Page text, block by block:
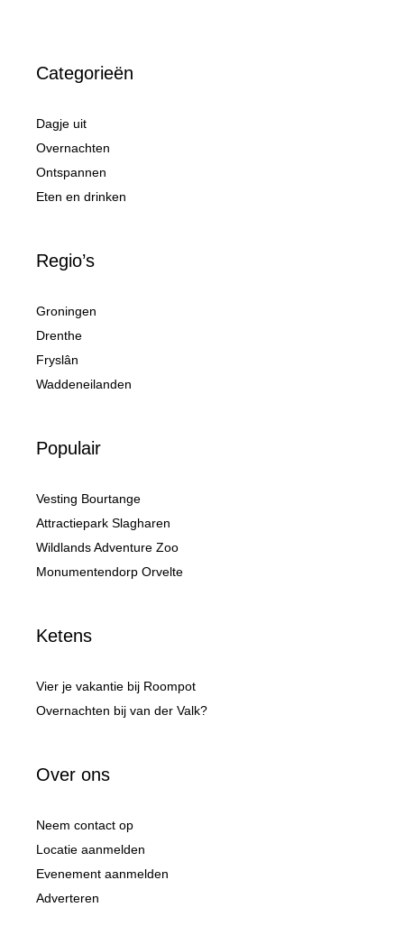
Categorieën
Dagje uit
Overnachten
Ontspannen
Eten en drinken
Regio’s
Groningen
Drenthe
Fryslân
Waddeneilanden
Populair
Vesting Bourtange
Attractiepark Slagharen
Wildlands Adventure Zoo
Monumentendorp Orvelte
Ketens
Vier je vakantie bij Roompot
Overnachten bij van der Valk?
Over ons
Neem contact op
Locatie aanmelden
Evenement aanmelden
Adverteren